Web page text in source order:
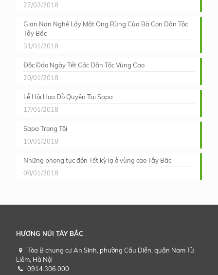
27/02/2018
Gian Nan Nghề Lấy Mật Ong Rừng Của Bà Con Dân Tộc
Tây Bắc
31/01/2018
Độc Đáo Ngày Tết Các Dân Tộc Vùng Cao
20/01/2018
Lễ Hội Hoa Đỗ Quyên Tại Sapa
17/01/2018
Sapa Trong Tôi
10/01/2018
Những phong tục đón Tết kỳ lạ ở vùng cao Tây Bắc
08/01/2018
HƯƠNG NÚI TÂY BẮC
Tòa B chung cư An Sinh, phường Cầu Diễn, quận Nam Từ
Liêm, Hà Nội
0914.306.000